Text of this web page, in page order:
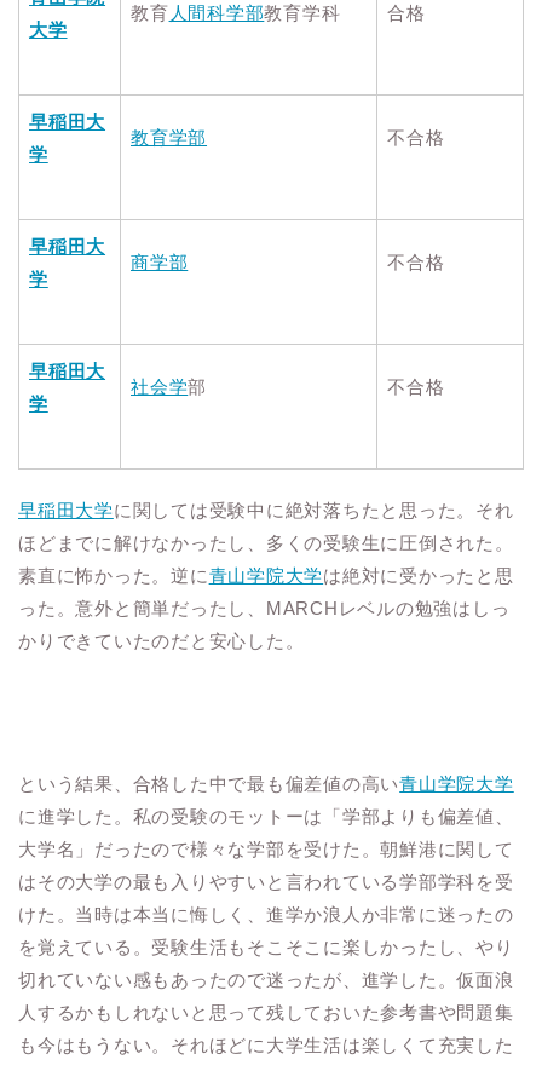
大学
教育 人間科学部教育学科 合格
早稲田大
学
教育学部 不合格
早稲田大
学
商学部 不合格
早稲田大
学
社会学部 不合格
早稲田大学に関しては受験中に絶対落ちたと思った。それ
ほどまでに解けなかったし、多くの受験生に圧倒された。
素直に怖かった。逆に青山学院大学は絶対に受かったと思
った。意外と簡単だったし、MARCHレベルの勉強はしっ
かりできていたのだと安心した。
という結果、合格した中で最も偏差値の高い青山学院大学
に進学した。私の受験のモットーは「学部よりも偏差値、
大学名」だったので様々な学部を受けた。朝鮮港に関して
はその大学の最も入りやすいと言われている学部学科を受
けた。当時は本当に悔しく、進学か浪人か非常に迷ったの
を覚えている。受験生活もそこそこに楽しかったし、やり
切れていない感もあったので迷ったが、進学した。仮面浪
人するかもしれないと思って残しておいた参考書や問題集
も今はもうない。それほどに大学生活は楽しくて充実した